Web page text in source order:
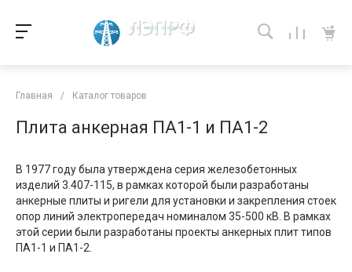
Главная / Каталог товаров
Плита анкерная ПА1-1 и ПА1-2
В 1977 году была утверждена серия железобетонных
изделий 3.407-115, в рамках которой были разработаны
анкерные плиты и ригели для установки и закрепления стоек
опор линий электропередач номиналом 35-500 кВ. В рамках
этой серии были разработаны проекты анкерных плит типов
ПА1-1 и ПА1-2.